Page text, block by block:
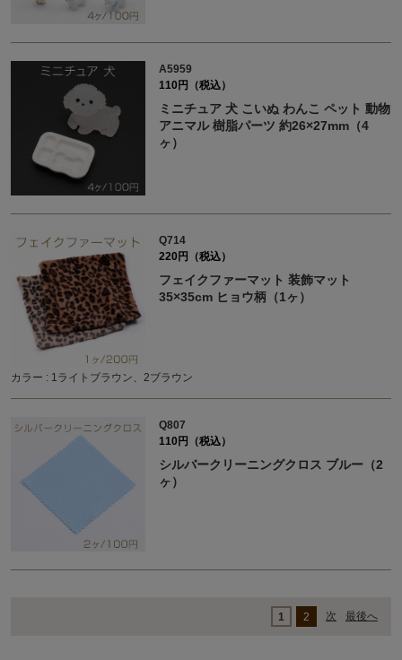
A5959
110円（税込）
ミニチュア 犬 こいぬ わんこ ペット 動物
アニマル 樹脂パーツ 約26×27mm（4
ヶ）
Q714
220円（税込）
フェイクファーマット 装飾マット
35×35cm ヒョウ柄（1ヶ）
カラー : 1ライトブラウン、2ブラウン
Q807
110円（税込）
シルバークリーニングクロス ブルー（2
ヶ）
1 2 次 最後へ